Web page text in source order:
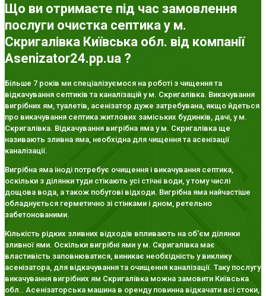
Що ви отримаєте під час замовлення
послуги очистка септика у м.
Скригалівка Київська обл. від компанії
Asenizator24.pp.ua ?
Більше 7 років ми спеціалізуємося на роботі з чищення та
відкачування септиків та каналізацій у м. Скригалівка. Викачування
вигрібних ям, туалетів, асенізатор дуже затребувана, якщо йдеться
про викачування септика житлових заміських будинків, дачі, у м.
Скригалівка. Відкачування вигрібна яма у м. Скригалівка ще
називають зливна яма, необхідна для чищення та асенізації
каналізації.
Вигрібна яма іноді потребує очищення і викачування септика,
оскільки з ділянки туди стікають усі стічні води, у тому числі
дощова вода, а також побутові відходи. Вигрібна яма найчастіше
обладнується герметично зі стінками і дном, ретельно
забетонованими.
Кількість рідких зливних відходів впливають на об'єм ділянки
зливної ями. Оскільки вигрібні ями у м. Скригалівка має
властивість заповнюватися, виникає необхідність у виклику
асенізатора, для відкачування та очищення каналізації. Таку послугу
викачування вигрібних ям Скригалівка можна замовити Київська
обл.. Асенізаторська машина в оренду повинна відкачати всі стоки,